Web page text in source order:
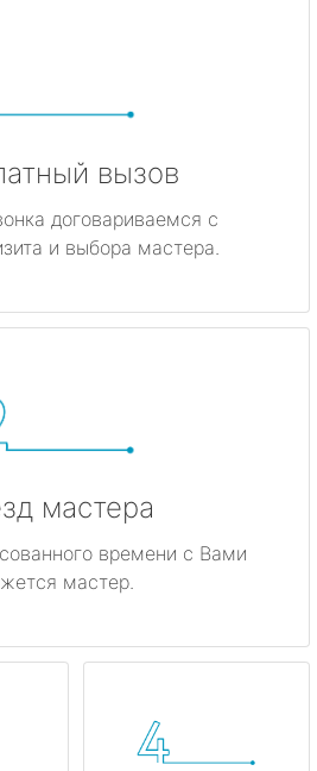
вызов
договариваемся с
и выбора мастера.
мастера
времени с Вами
мастер.